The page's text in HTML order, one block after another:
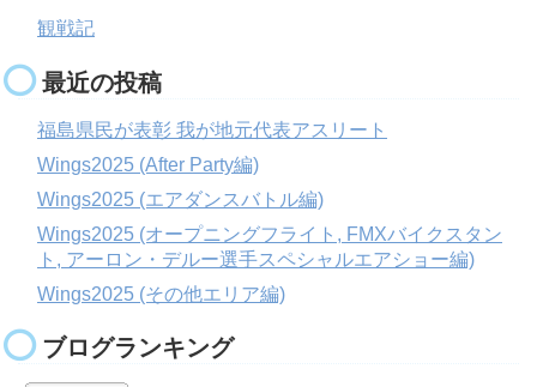
観戦記
最近の投稿
福島県民が表彰 我が地元代表アスリート
Wings2025 (After Party編)
Wings2025 (エアダンスバトル編)
Wings2025 (オープニングフライト, FMXバイクスタン
ト, アーロン・デルー選手スペシャルエアショー編)
Wings2025 (その他エリア編)
ブログランキング